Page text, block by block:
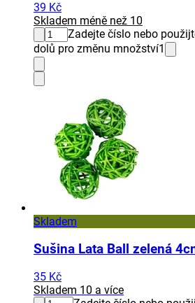
39 Kč
Skladem méně než 10
Zadejte číslo nebo
dolů pro změnu množství1
Skladem
Sušina Lata Ball zelená
35 Kč
Skladem 10 a více